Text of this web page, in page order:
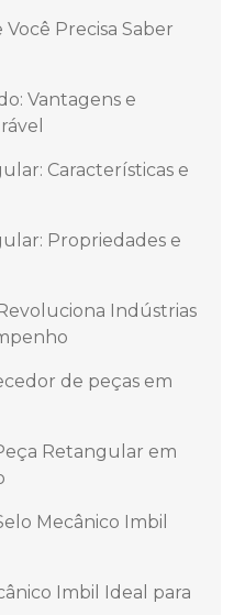
Precisa Saber
Vantagens e
Características e
Propriedades e
Indústrias
de peças em
Retangular em
Mecânico Imbil
Imbil Ideal para